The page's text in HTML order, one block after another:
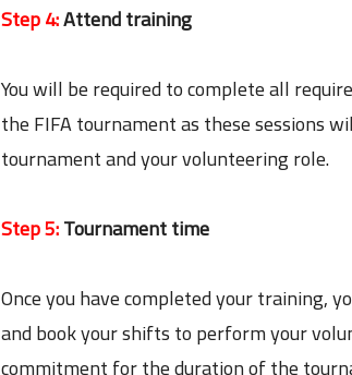
Step 4:Attend training
You will be required to complete all
the FIFA tournament as these sessions
tournament and your volunteering role.
Step 5:Tournament time
Once you have completed your training,
and book your shifts to perform your